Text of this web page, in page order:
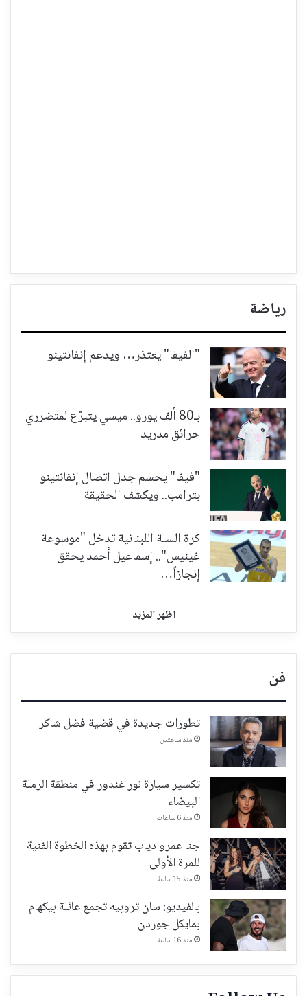
رياضة
"الفيفا" يعتذر… ويدعم إنفانتينو
بـ80 ألف يورو.. ميسي يتبرّع لمتضرري
حرائق مدريد
"فيفا" يحسم جدل اتصال إنفانتينو
بترامب.. ويكشف الحقيقة
كرة السلة اللبنانية تدخل "موسوعة
غينيس".. إسماعيل أحمد يحقق
إنجازاً…
اظهر المزيد
فن
تطورات جديدة في قضية فضل شاكر
منذ ساعتين
تكسير سيارة نور غندور في منطقة الرملة
البيضاء
منذ 6 ساعات
جنا عمرو دياب تقوم بهذه الخطوة الفنية
للمرة الأولى
منذ 15 ساعة
بالفيديو: سان تروبيه تجمع عائلة بيكهام
بمايكل جوردن
منذ 16 ساعة